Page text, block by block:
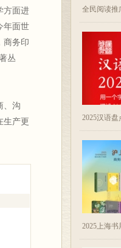
方面进
年面世
商务印
丛
、沟
生产更
全民阅读推
2025汉语盘
2025上海书